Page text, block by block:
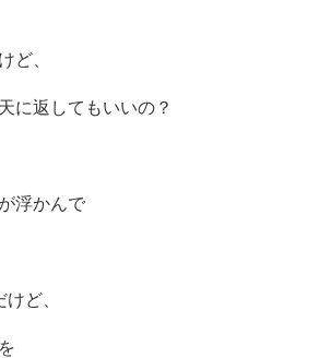
ど、
に返してもいいの？
浮かんで
ど、